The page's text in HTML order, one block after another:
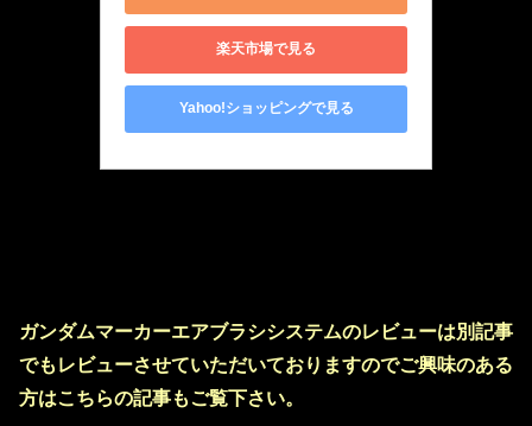
楽天市場で見る
Yahoo!ショッピングで見る
ガンダムマーカーエアブラシシステムのレビューは別記事
でもレビューさせていただいておりますのでご興味のある
方はこちらの記事もご覧下さい。